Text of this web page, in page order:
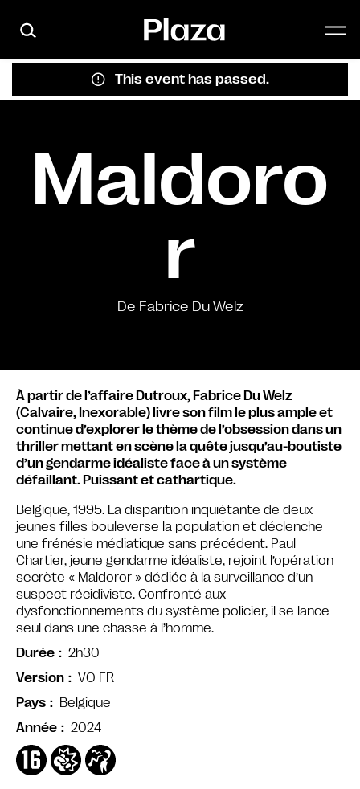
This event has passed.
Maldoro
r
De Fabrice Du Welz
À partir de l’affaire Dutroux, Fabrice Du Welz
(Calvaire, Inexorable) livre son film le plus ample et
continue d’explorer le thème de l’obsession dans un
thriller mettant en scène la quête jusqu’au-boutiste
d’un gendarme idéaliste face à un système
défaillant. Puissant et cathartique.
Belgique, 1995. La disparition inquiétante de deux
jeunes filles bouleverse la population et déclenche
une frénésie médiatique sans précédent. Paul
Chartier, jeune gendarme idéaliste, rejoint l’opération
secrète « Maldoror » dédiée à la surveillance d’un
suspect récidiviste. Confronté aux
dysfonctionnements du système policier, il se lance
seul dans une chasse à l’homme.
Durée
2h30
Version
VO FR
Pays
Belgique
Année
2024